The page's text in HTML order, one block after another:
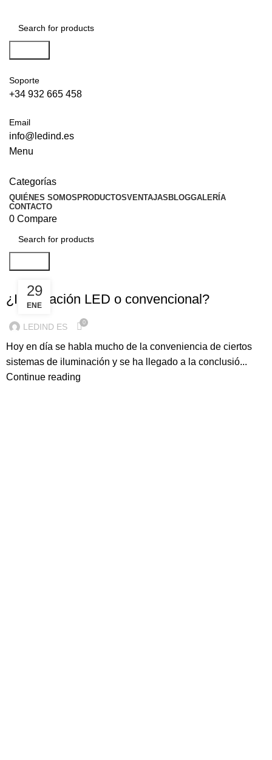
Soporte
+34 932 665 458‬
Email
info@ledind.es
Menu
Categorías
QUIÉNES SOMOS PRODUCTOSVENTAJAS BLOGGALERÍA
CONTACTO
0 Compare
29
ENE
¿Iluminación LED o convencional?
LEDIND ES 0
Hoy en día se habla mucho de la conveniencia de ciertos
sistemas de iluminación y se ha llegado a la conclusió...
Continue reading